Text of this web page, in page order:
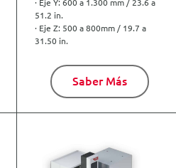
· Eje Y: 600 a 1.300 mm / 23.6 a
51.2 in.
· Eje Z: 500 a 800mm / 19.7 a
31.50 in.
Saber Más